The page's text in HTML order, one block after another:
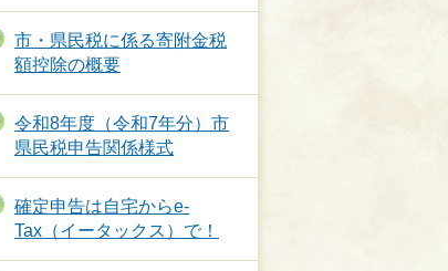
市・県民税に係る寄附金税
額控除の概要
令和8年度（令和7年分）市
県民税申告関係様式
確定申告は自宅からe‐
Tax（イータックス）で！